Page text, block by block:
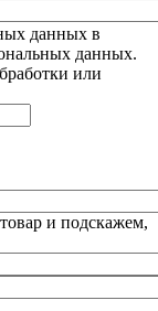
данных в
данных.
или
и подскажем,